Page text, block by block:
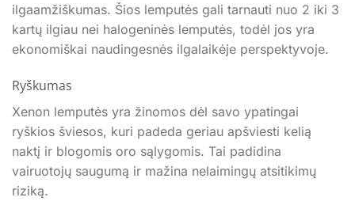
ilgaamžiškumas. Šios lemputės gali tarnauti nuo 2 iki 3
kartų ilgiau nei halogeninės lemputės, todėl jos yra
ekonomiškai naudingesnės ilgalaikėje perspektyvoje.
Ryškumas
Xenon lemputės yra žinomos dėl savo ypatingai
ryškios šviesos, kuri padeda geriau apšviesti kelią
naktį ir blogomis oro sąlygomis. Tai padidina
vairuotojų saugumą ir mažina nelaimingų atsitikimų
riziką.